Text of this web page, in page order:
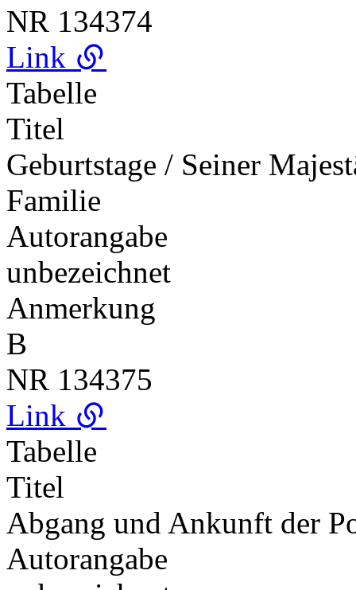
NR 134374
Link
Tabelle
Titel
Geburtstage / Seiner
Familie
Autorangabe
unbezeichnet
Anmerkung
B
NR 134375
Link
Tabelle
Titel
Abgang und Ankunft der
Autorangabe